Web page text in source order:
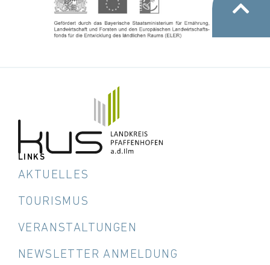
LINKS
AKTUELLES
TOURISMUS
VERANSTALTUNGEN
NEWSLETTER ANMELDUNG